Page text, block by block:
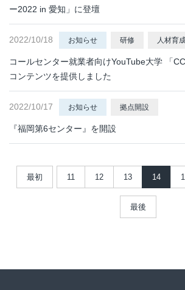
ー2022 in 愛知」に登壇
2022/10/18 お知らせ 研修 人材育
コールセンター就業者向けYouTube大学 「
コンテンツを提供しました
2022/10/17 お知らせ 拠点開設
『福岡第6センター』を開設
最初 11 12 13 14
最後